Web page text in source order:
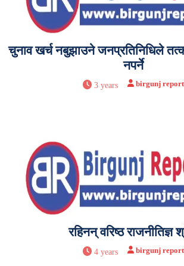
चुनाव खर्च नबुझाउने जनप्रतिनिधिले
नपर्ने
3 years birgunj report
रहिनन् वरिष्ठ राजनीतिज्ञ
4 years birgunj report